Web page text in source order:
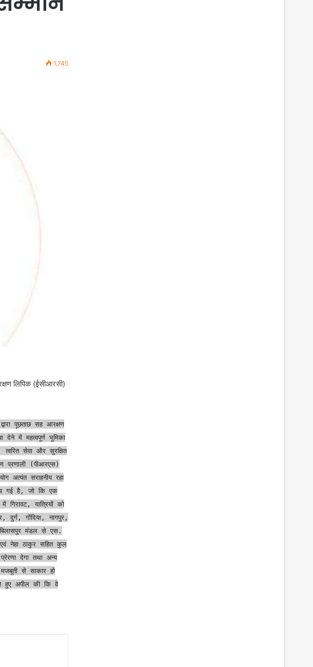
1,745
लिपिक (ईसीआरसी)
पूछताछ सह आरक्षण
देने में महत्वपूर्ण भूमिका
त्वरित सेवा और सुरक्षित
प्रणाली (पीआरएस)
अत्यंत सराहनीय रहा
गई है, जो कि एक
यात्रियों को
गोंदिया, नागपुर,
बिलासपुर मंडल से एस.
नेहा ठाकुर सहित कुल
देगा तथा अन्य
से साकार हो
हुए अपील की कि वे